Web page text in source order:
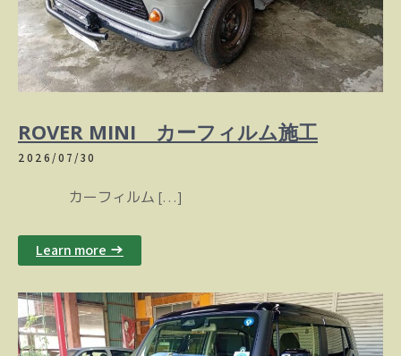
ROVER MINI カーフィルム施工
2026/07/30
カーフィルム […]
Learn more →